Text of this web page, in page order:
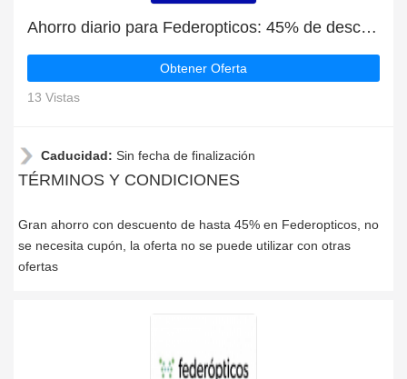
Ahorro diario para Federopticos: 45% de descuento, regalos y más
Obtener Oferta
13 Vistas
Caducidad: Sin fecha de finalización
TÉRMINOS Y CONDICIONES
Gran ahorro con descuento de hasta 45% en Federopticos, no
se necesita cupón, la oferta no se puede utilizar con otras
ofertas